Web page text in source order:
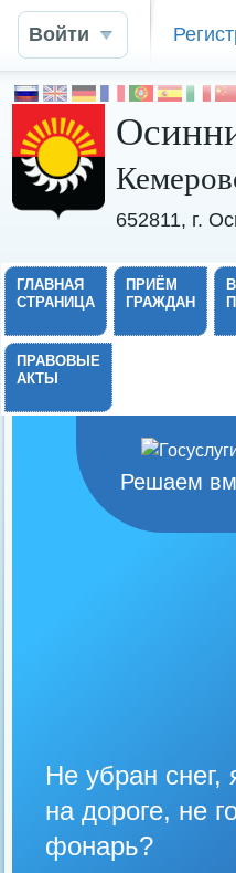
Войти
652811, г.
ГЛАВНАЯ
СТРАНИЦА
ПРИЁМ
ГРАЖДАН
ПРАВОВЫЕ
АКТЫ
Решаем
Не убран снег,
на дороге, не
фонарь?